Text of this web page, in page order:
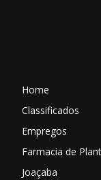
Home
Classificados
Empregos
Farmacia de
Joaçaba